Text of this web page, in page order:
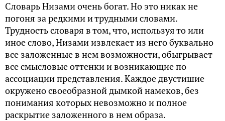
Словарь Низами очень богат. Но это никак не
погоня за редкими и трудными словами.
Трудность словаря в том, что, используя то или
иное слово, Низами извлекает из него буквально
все заложенные в нем возможности, обыгрывает
все смысловые оттенки и возникающие по
ассоциации представления. Каждое двустишие
окружено своеобразной дымкой намеков, без
понимания которых невозможно и полное
раскрытие заложенного в нем образа.